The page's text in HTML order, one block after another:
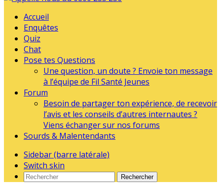
Accueil
Enquêtes
Quiz
Chat
Pose tes Questions
Une question, un doute ? Envoie ton message
à l’équipe de Fil Santé Jeunes
Forum
Besoin de partager ton expérience, de recevoir
l’avis et les conseils d’autres internautes ?
Viens échanger sur nos forums
Sourds & Malentendants
Sidebar (barre latérale)
Switch skin
Rechercher